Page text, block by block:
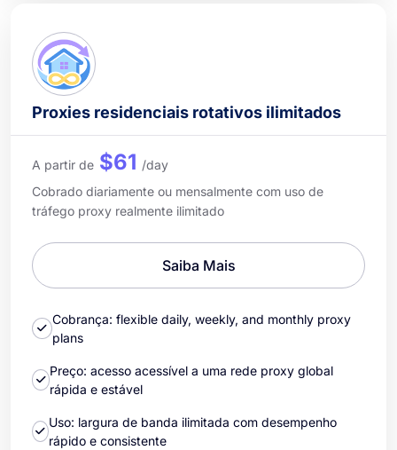
Proxies residenciais rotativos ilimitados
A partir de $61 /day
Cobrado diariamente ou mensalmente com uso de
tráfego proxy realmente ilimitado
Saiba Mais
Cobrança: flexible daily, weekly, and monthly proxy
plans
Preço: acesso acessível a uma rede proxy global
rápida e estável
Uso: largura de banda ilimitada com desempenho
rápido e consistente